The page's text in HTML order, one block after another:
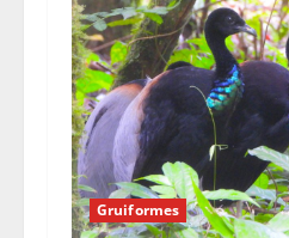
Gruiformes